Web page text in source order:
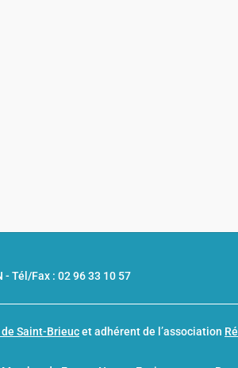
-Tél/Fax : 02 96 33 10 57
Saint-Brieucet adhérent de l’association